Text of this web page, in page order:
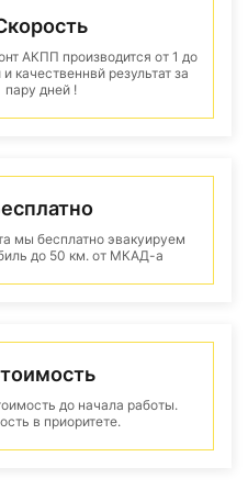
АКПП производится от 1 до
качественнвй результат за
пару дней !
мы бесплатно эвакуируем
до 50 км. от МКАД-а
до начала работы.
в приоритете.